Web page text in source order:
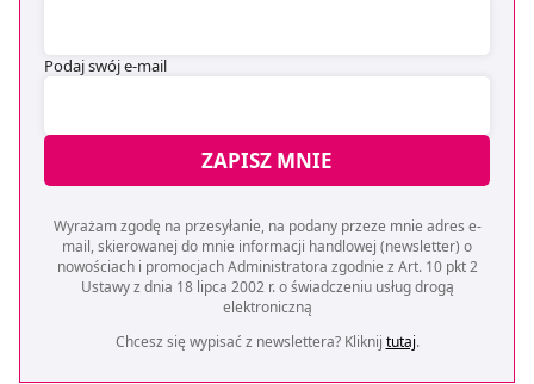
Podaj swój e-mail
ZAPISZ MNIE
Wyrażam zgodę na przesyłanie, na podany przeze mnie adres e-
mail, skierowanej do mnie informacji handlowej (newsletter) o
nowościach i promocjach Administratora zgodnie z Art. 10 pkt 2
Ustawy z dnia 18 lipca 2002 r. o świadczeniu usług drogą
elektroniczną
Chcesz się wypisać z newslettera? Kliknij tutaj.